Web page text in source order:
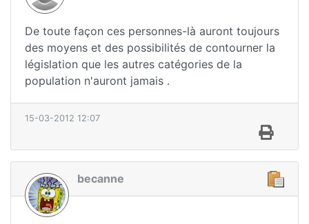
De toute façon ces personnes-là auront toujours
des moyens et des possibilités de contourner la
législation que les autres catégories de la
population n'auront jamais .
15-03-2012 12:07
becanne